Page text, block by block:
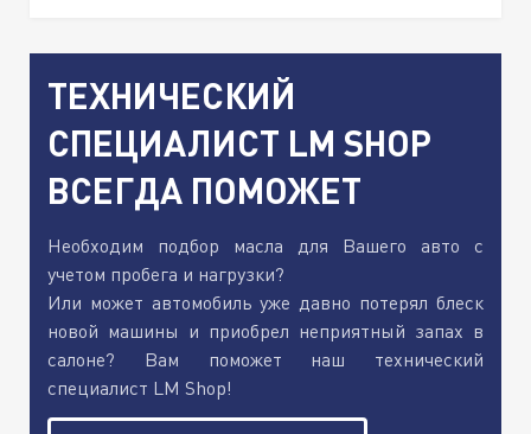
ТЕХНИЧЕСКИЙ
СПЕЦИАЛИСТ LM SHOP
ВСЕГДА ПОМОЖЕТ
Необходим подбор масла для Вашего авто с
учетом пробега и нагрузки?
Или может автомобиль уже давно потерял блеск
новой машины и приобрел неприятный запах в
салоне? Вам поможет наш технический
специалист LM Shop!